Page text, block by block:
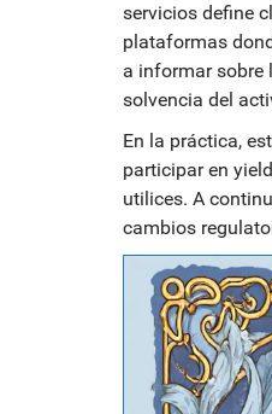
servicios define
plataformas
a informar sobre
solvencia del
En la práctica,
participar en
utilices. A
cambios